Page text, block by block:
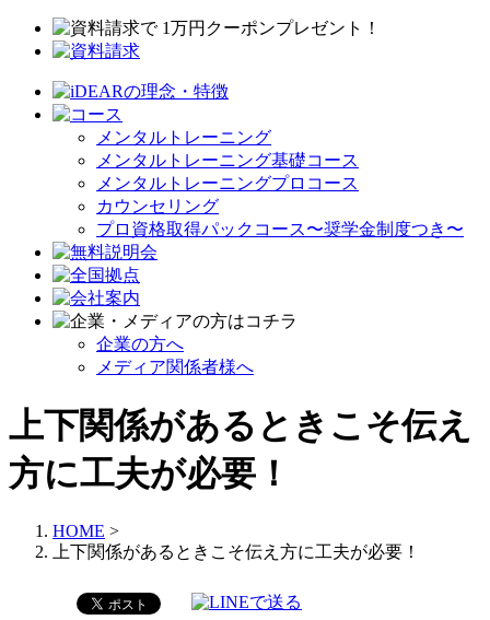
メンタルトレーニング
メンタルトレーニング基礎コース
メンタルトレーニングプロコース
カウンセリング
プロ資格取得パックコース〜奨学金制度つき〜
企業の方へ
メディア関係者様へ
上下関係があるときこそ伝え
方に工夫が必要！
HOME >
上下関係があるときこそ伝え方に工夫が必要！